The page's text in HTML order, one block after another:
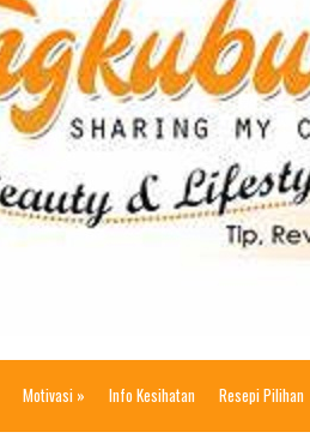
Motivasi » Info Kesihatan Resepi Pilihan